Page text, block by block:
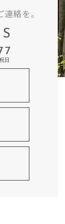
絡を。
日